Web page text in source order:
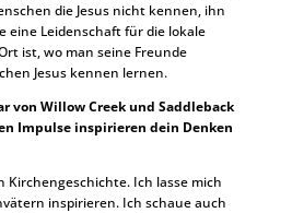
die Jesus nicht kennen, ihn
eine Leidenschaft für die lokale
ist, wo man seine Freunde
Jesus kennen lernen.
von Willow Creek und Saddleback
Impulse inspirieren dein Denken
Kirchengeschichte. Ich lasse mich
inspirieren. Ich schaue auch